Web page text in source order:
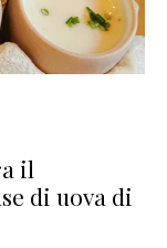
il
di uova di